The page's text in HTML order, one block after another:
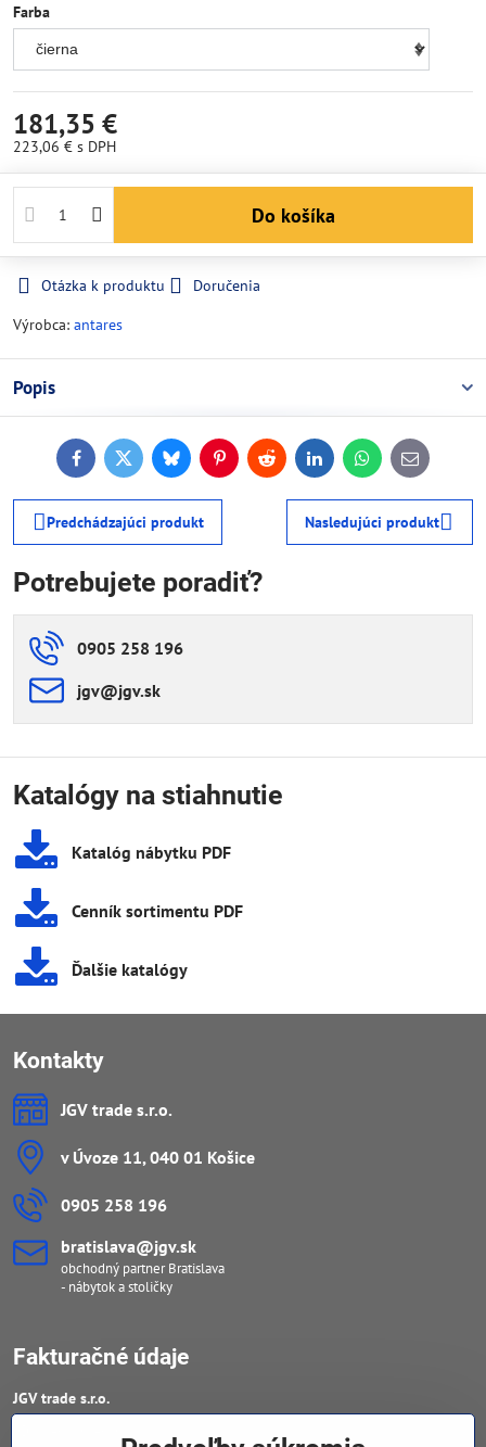
Farba
181,35 €
223,06 € s DPH
Do košíka
Otázka k produktu
Doručenia
Výrobca: antares
Popis
FacebookTwitterBlueskyPinterestReddit LinkedInWhatsApp
E-
mail
Predchádzajúci produkt Nasledujúci produkt
Potrebujete poradiť?
0905 258 196
jgv​@jgv​.sk
Katalógy na stiahnutie
Katalóg nábytku PDF
Cenník sortimentu PDF
Ďalšie katalógy
Kontakty
JGV trade s​.r​.o​.
v Úvoze 11, 040 01 Košice
0905 258 196
bratislava​@jgv​.sk
obchodný partner Bratislava
- nábytok a stoličky
Fakturačné údaje
JGV trade s​.r​.o​.